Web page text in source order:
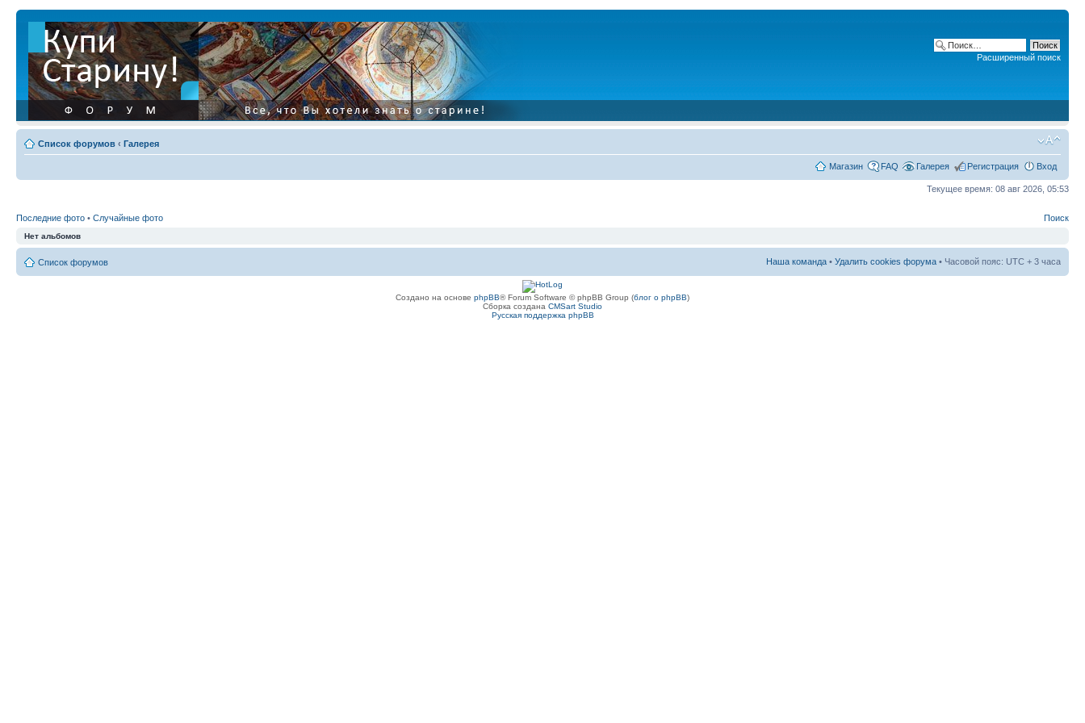
Расширенный поиск
Список форумов ‹ Галерея
Магазин FAQ Галерея Регистрация Вход
Текущее время: 08 авг 2026, 05:53
Последние фото • Случайные фото Поиск
Нет альбомов
Список форумов Наша команда • Удалить cookies форума • Часовой пояс: UTC + 3 часа
Создано на основе phpBB® Forum Software © phpBB Group (блог о phpBB)
Сборка создана CMSart Studio
Русская поддержка phpBB